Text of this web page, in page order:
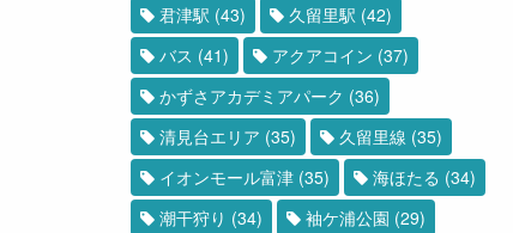
君津駅 (43) 久留里駅 (42)
バス (41) アクアコイン (37)
かずさアカデミアパーク (36)
清見台エリア (35) 久留里線 (35)
イオンモール富津(35) 海ほたる (34)
潮干狩り (34) 袖ケ浦公園 (29)